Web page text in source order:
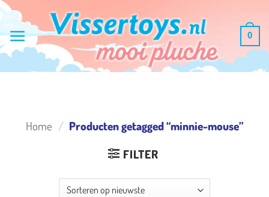
Ga
inhoud
0
Home / Producten getagged “minnie-mouse”
FILTER